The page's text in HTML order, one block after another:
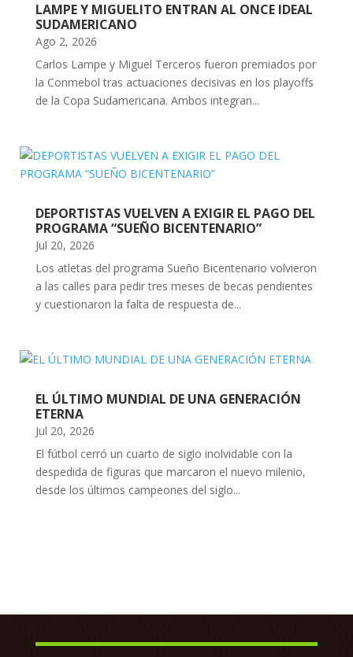
LAMPE Y MIGUELITO ENTRAN AL ONCE IDEAL
SUDAMERICANO
Ago 2, 2026
Carlos Lampe y Miguel Terceros fueron premiados por
la Conmebol tras actuaciones decisivas en los playoffs
de la Copa Sudamericana. Ambos integran...
DEPORTISTAS VUELVEN A EXIGIR EL PAGO DEL
PROGRAMA “SUEÑO BICENTENARIO”
Jul 20, 2026
Los atletas del programa Sueño Bicentenario volvieron
a las calles para pedir tres meses de becas pendientes
y cuestionaron la falta de respuesta de...
EL ÚLTIMO MUNDIAL DE UNA GENERACIÓN
ETERNA
Jul 20, 2026
El fútbol cerró un cuarto de siglo inolvidable con la
despedida de figuras que marcaron el nuevo milenio,
desde los últimos campeones del siglo...